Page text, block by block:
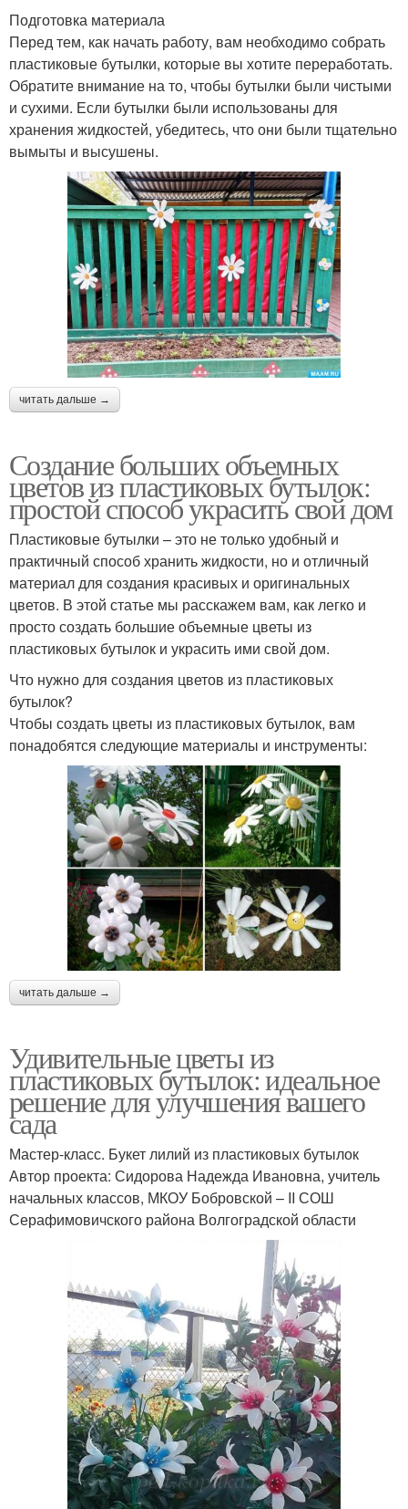
Подготовка материала
Перед тем, как начать работу, вам необходимо собрать
пластиковые бутылки, которые вы хотите переработать.
Обратите внимание на то, чтобы бутылки были чистыми
и сухими. Если бутылки были использованы для
хранения жидкостей, убедитесь, что они были тщательно
вымыты и высушены.
читать дальше →
Создание больших объемных
цветов из пластиковых бутылок:
простой способ украсить свой дом
Пластиковые бутылки – это не только удобный и
практичный способ хранить жидкости, но и отличный
материал для создания красивых и оригинальных
цветов. В этой статье мы расскажем вам, как легко и
просто создать большие объемные цветы из
пластиковых бутылок и украсить ими свой дом.
Что нужно для создания цветов из пластиковых
бутылок?
Чтобы создать цветы из пластиковых бутылок, вам
понадобятся следующие материалы и инструменты:
читать дальше →
Удивительные цветы из
пластиковых бутылок: идеальное
решение для улучшения вашего
сада
Мастер-класс. Букет лилий из пластиковых бутылок
Автор проекта: Сидорова Надежда Ивановна, учитель
начальных классов, МКОУ Бобровской – ΙΙ СОШ
Серафимовичского района Волгоградской области